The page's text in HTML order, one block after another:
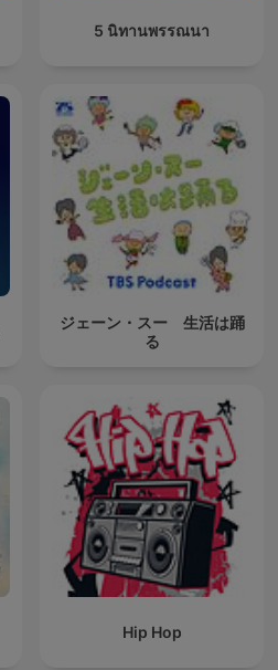
5 นิทานพรรณนา
ジェーン・スー 生活は踊
る
Hip Hop